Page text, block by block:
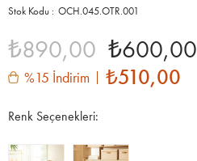
OCH.045.OTR.001
₺890,00 ₺600,00
%15 İndirim ₺510,00
Renk Seçenekleri: